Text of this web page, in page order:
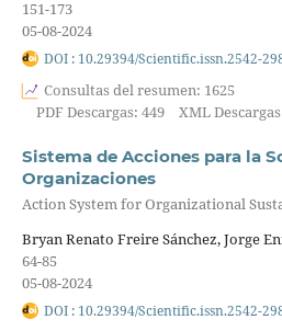
151-173
05-08-2024
DOI : 10.29394/Scientific.issn.2542-
Consultas del resumen: 1625
PDF Descargas: 449
XML
Sistema de Acciones para la
Organizaciones
Action System for Organizational
Bryan Renato Freire Sánchez, Jorge
64-85
05-08-2024
DOI : 10.29394/Scientific.issn.2542-